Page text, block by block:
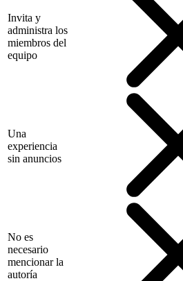
Invita y
administra los
miembros del
equipo
Una
experiencia
sin anuncios
No es
necesario
mencionar la
autoría